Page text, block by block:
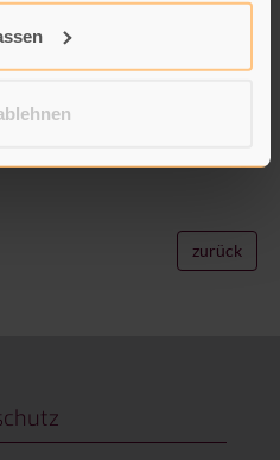
beerdigt und wie geht man in
Religionen mit dem
und unbefangen: Auf ihre
den perfekten
zurück